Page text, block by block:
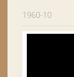
1960-10